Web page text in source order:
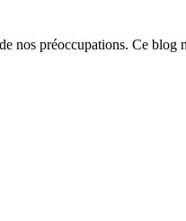
nos préoccupations. Ce